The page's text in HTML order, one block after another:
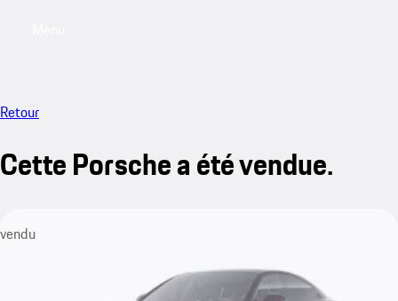
Retour
Cette Porsche a été vendue.
vendu